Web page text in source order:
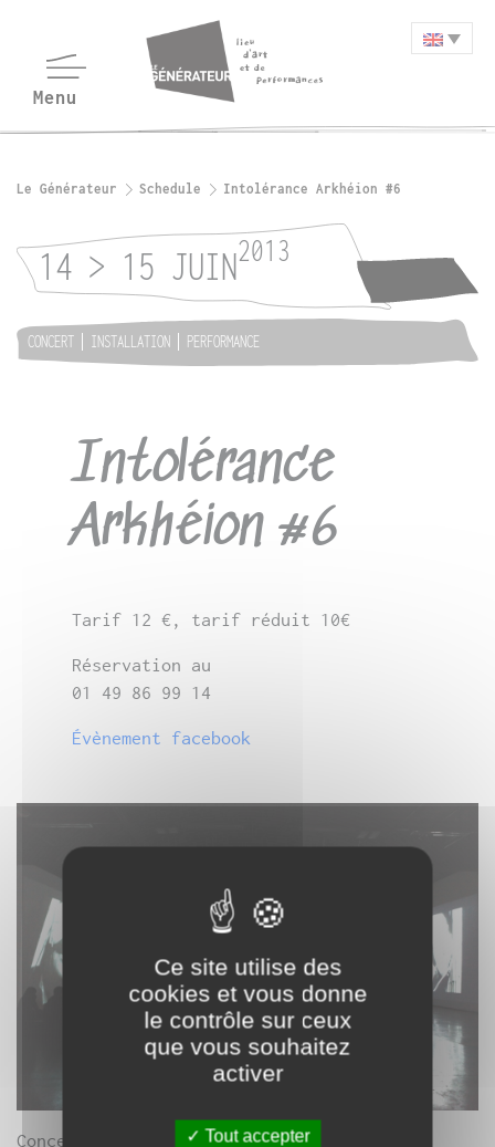
Le Générateur Schedule Intolérance Arkhéion #6
14 > 15 JUIN2013
CONCERT INSTALLATION PERFORMANCE
Intolérance
Arkhéion #6
Tarif 12 €, tarif réduit 10€
Réservation au
01 49 86 99 14
Évènement facebook
Concert-installation byWilfried Wendling
Ce site utilise des
cookies et vous donne
le contrôle sur ceux
que vous souhaitez
activer
Tout accepter